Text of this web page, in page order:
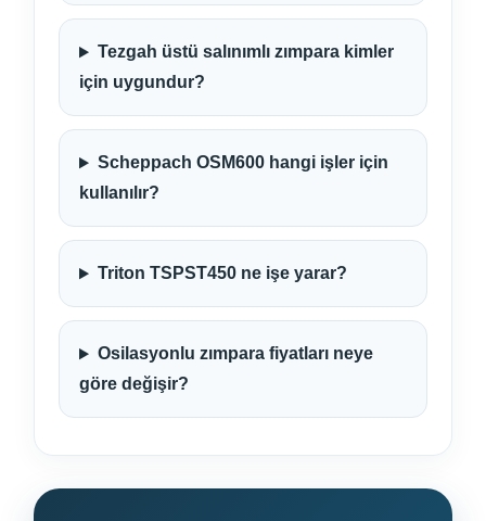
Tezgah üstü salınımlı zımpara kimler
için uygundur?
Scheppach OSM600 hangi işler için
kullanılır?
Triton TSPST450 ne işe yarar?
Osilasyonlu zımpara fiyatları neye
göre değişir?